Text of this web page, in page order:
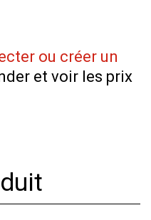
ou créer un
et voir les prix